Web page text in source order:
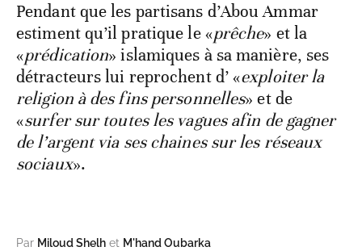
Pendant que les partisans d’Abou Ammar
estiment qu’il pratique le «prêche» et la
«prédication» islamiques à sa manière, ses
détracteurs lui reprochent d’ «exploiter la
religion à des fins personnelles» et de
«surfer sur toutes les vagues afin de gagner
de l’argent via ses chaines sur les réseaux
sociaux».
Par Miloud Shelh et M'hand Oubarka